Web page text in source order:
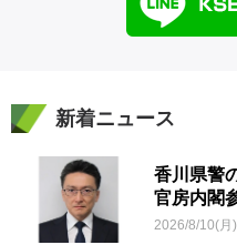
新着ニュース
香川県警
官房内閣
2026/8/10(月